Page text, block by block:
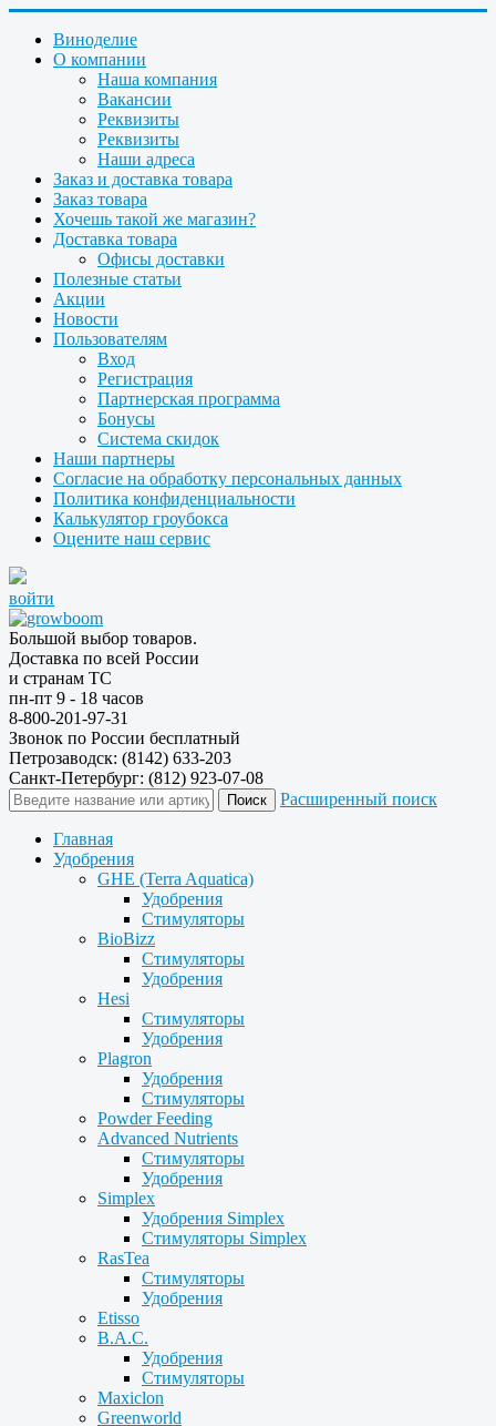
Виноделие
О компании
Наша компания
Вакансии
Реквизиты
Реквизиты
Наши адреса
Заказ и доставка товара
Заказ товара
Хочешь такой же магазин?
Доставка товара
Офисы доставки
Полезные статьи
Акции
Новости
Пользователям
Вход
Регистрация
Партнерская программа
Бонусы
Система скидок
Наши партнеры
Согласие на обработку персональных данных
Политика конфиденциальности
Калькулятор гроубокса
Оцените наш сервис
войти
Большой выбор товаров.
Доставка по всей России
и странам ТС
пн-пт 9 - 18 часов
8-800-201-97-31
Звонок по России бесплатный
Петрозаводск: (8142) 633-203
Санкт-Петербург: (812) 923-07-08
Расширенный поиск
Главная
Удобрения
GHE (Terra Aquatica)
Удобрения
Стимуляторы
BioBizz
Стимуляторы
Удобрения
Hesi
Стимуляторы
Удобрения
Plagron
Удобрения
Стимуляторы
Powder Feeding
Advanced Nutrients
Стимуляторы
Удобрения
Simplex
Удобрения Simplex
Стимуляторы Simplex
RasTea
Стимуляторы
Удобрения
Etisso
B.A.C.
Удобрения
Стимуляторы
Maxiclon
Greenworld